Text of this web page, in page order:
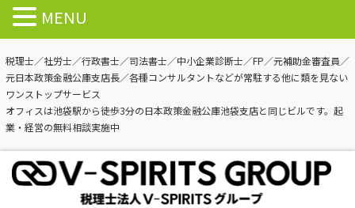
税理士／社労士／行政書士／司法書士／中小企業診断士／FP／元補助金審査員／
元日本政策金融公庫支店長／各種コンサルタントなどが常駐する他に類を見ない
ワンストップサービス
オフィスは池袋駅から徒歩3分の日本政策金融公庫池袋支店と同じビルです。起
業・経営の無料相談実施中
MENU